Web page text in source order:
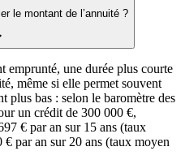
le montant de l’annuité ?
emprunté, une durée plus courte
même si elle permet souvent
plus bas : selon le baromètre des
un crédit de 300 000 €,
€ par an sur 15 ans (taux
par an sur 20 ans (taux moyen